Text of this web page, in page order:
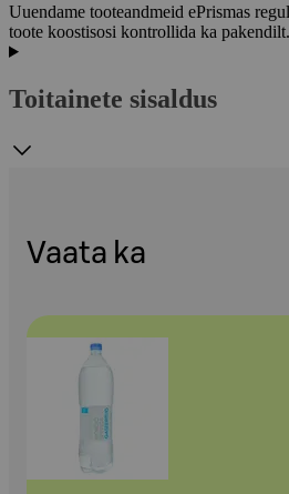
Uuendame tooteandmeid ePrismas
toote koostisosi kontrollida ka pakendilt.
Toitainete sisaldus
Vaata ka